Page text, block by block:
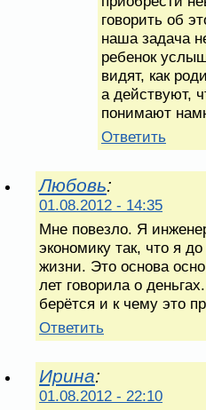
говорить об
наша задача
ребенок
видят, как
а действуют,
понимают
Ответить
Любовь:
01.08.2012 - 14:35
Мне повезло. Я
экономику так, что я
жизни. Это основа
лет говорила о
берётся и к чему это
Ответить
Ирина:
01.08.2012 - 22:10